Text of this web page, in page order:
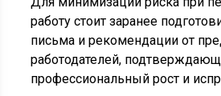
работу стоит заранее
письма и рекомендации от
работодателей,
профессиональный рост и